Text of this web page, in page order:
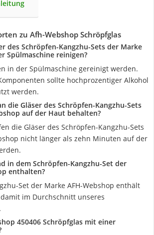
zu Afh-Webshop Schröpfglas
des Schröpfen-Kangzhu-Sets der Marke
Spülmaschine reinigen?
in der Spülmaschine gereinigt werden.
sollte hochprozentiger Alkohol
werden.
die Gläser des Schröpfen-Kangzhu-Sets
auf der Haut behalten?
die Gläser des Schröpfen-Kangzhu-Sets
nicht länger als zehn Minuten auf der
in dem Schröpfen-Kangzhu-Set der
enthalten?
Set der Marke AFH-Webshop enthält
im Durchschnitt unseres
450406 Schröpfglas mit einer